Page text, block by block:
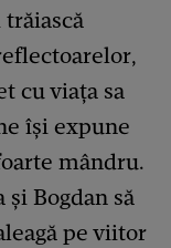
cu viața sa
își expune
mândru.
Bogdan să
pe viitor